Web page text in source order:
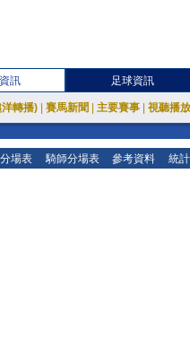
訊 足球資訊
轉播) 賽馬新聞 主要賽事 視聽播
場表 騎師分場表 參考資料 統